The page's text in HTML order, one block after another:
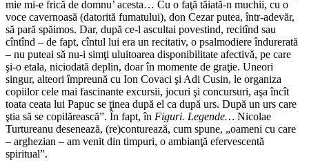
mie mi-e frică de domnu’ acesta… Cu o faţă tăiată-n muchii, cu o
voce cavernoasă (datorită fumatului), don Cezar putea, într-adevăr,
să pară spăimos. Dar, după ce-l ascultai povestind, recitînd sau
cîntînd – de fapt, cîntul lui era un recitativ, o psalmodiere îndurerată
– nu puteai să nu-i simţi uluitoarea disponibilitate afectivă, pe care
şi-o etala, niciodată deplin, doar în momente de graţie. Uneori
singur, alteori împreună cu Ion Covaci şi Adi Cusin, le organiza
copiilor cele mai fascinante excursii, jocuri şi concursuri, aşa încît
toata ceata lui Papuc se ţinea după el ca după urs. După un urs care
ştia să se copilărească”. În fapt, în Figuri. Legende… Nicolae
Turtureanu desenează, (re)conturează, cum spune, „oameni cu care
– arghezian – am venit din timpuri, o ambianţă efervescentă
spiritual”.